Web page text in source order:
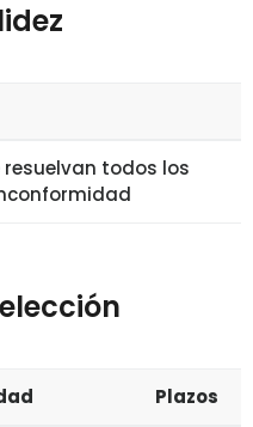
resuelvan todos los
Plazos